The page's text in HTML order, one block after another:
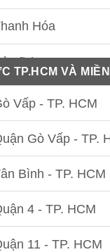
Phúc
Nguyên
Thọ
Quang
Giang
Bằng
Sơn
Hóa
Tĩnh
Bình
Trị
Thiên Huế
Nam
Ngãi
TP.HCM VÀ
Vấp - TP. HCM
Gò Vấp - TP.
Bình - TP. HCM
4 - TP. HCM
11 - TP. HCM